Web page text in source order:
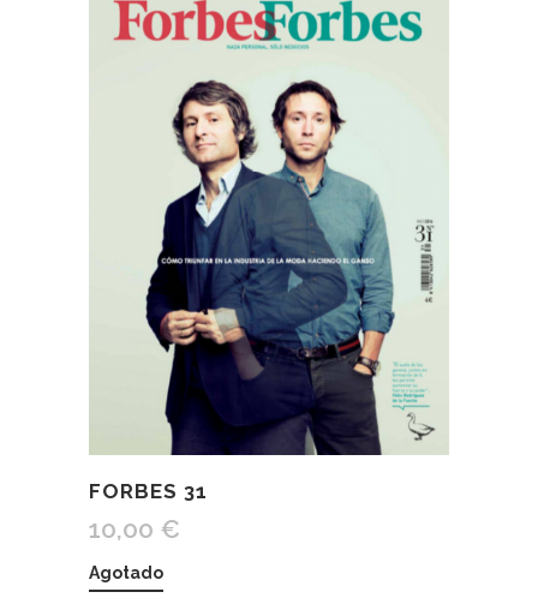
FORBES 31
10,00 €
Agotado